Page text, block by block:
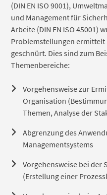
(DIN EN ISO 9001),
und Management für
Arbeite (DIN EN ISO 45001)
Problemstellungen ermittelt
geschnürt. Dies sind zum
Themenbereiche:
Vorgehensweise zur
Organisation
Themen, Analyse der
Abgrenzung des
Managementsystems
Vorgehensweise bei der
(Erstellung einer